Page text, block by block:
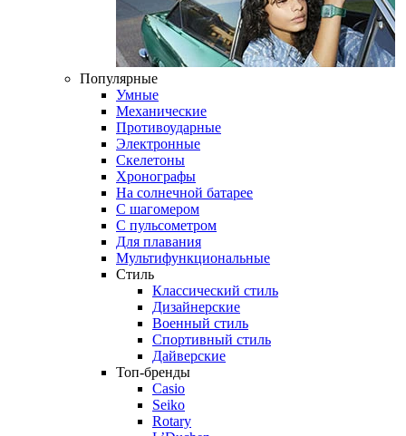
Популярные
Умные
Механические
Противоударные
Электронные
Скелетоны
Хронографы
На солнечной батарее
С шагомером
С пульсометром
Для плавания
Мультифункциональные
Стиль
Классический стиль
Дизайнерские
Военный стиль
Спортивный стиль
Дайверские
Топ-бренды
Casio
Seiko
Rotary